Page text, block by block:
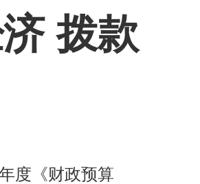
拨款
度《财政预算